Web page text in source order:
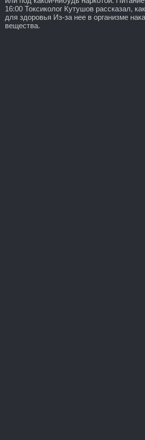
16:00 Токсиколог Кутушов рассказал,
для здоровья Из-за нее в организме
вещества.